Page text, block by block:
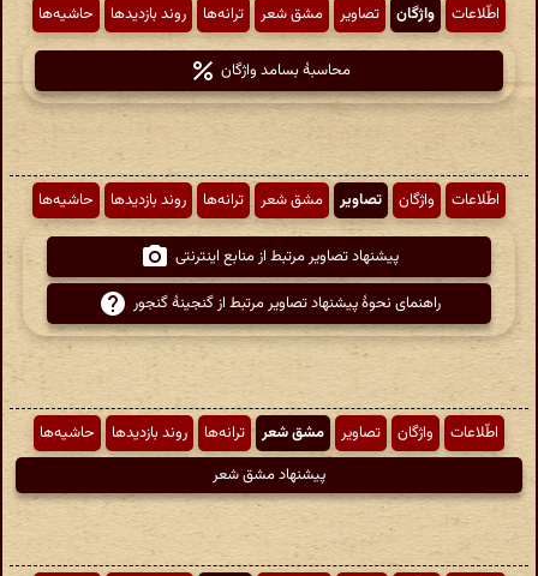
اطّلاعات واژگان تصاویر مشق شعر ترانه‌ها روند بازدیدها حاشیه‌ها
محاسبهٔ بسامد واژگان
اطّلاعات واژگان تصاویر مشق شعر ترانه‌ها روند بازدیدها حاشیه‌ها
پیشنهاد تصاویر مرتبط از منابع اینترنتی
راهنمای نحوهٔ پیشنهاد تصاویر مرتبط از گنجینهٔ گنجور
اطّلاعات واژگان تصاویر مشق شعر ترانه‌ها روند بازدیدها
حاشیه‌ها
پیشنهاد مشق شعر